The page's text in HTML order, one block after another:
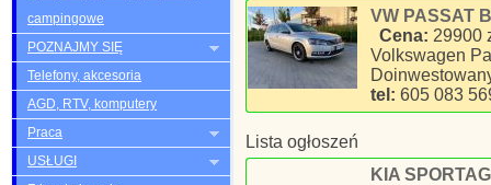
campingowe
POZNAJMY SIĘ
Telefony, akcesoria
AGD, RTV, komputery
Praca
USŁUGI
VW PASSAT
Cena: 29900
Volkswagen
tel: 605 083
Lista ogłoszeń
KIA